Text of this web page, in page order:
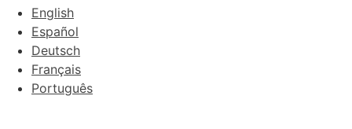
English
Español
Deutsch
Français
Português